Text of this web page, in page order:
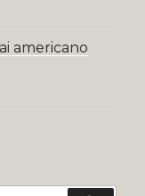
americano